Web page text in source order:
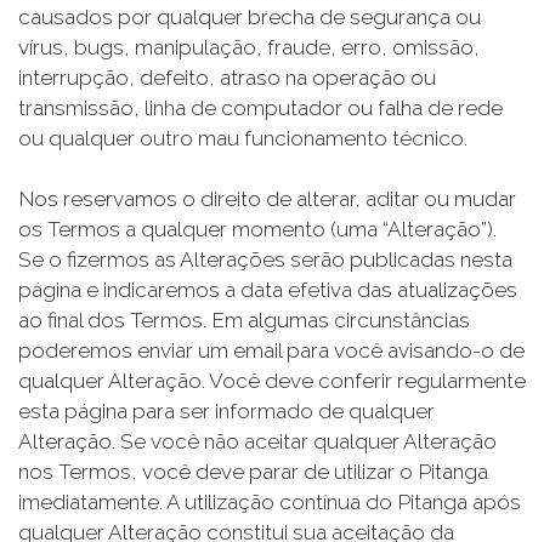
causados por qualquer brecha de segurança ou
vírus, bugs, manipulação, fraude, erro, omissão,
interrupção, defeito, atraso na operação ou
transmissão, linha de computador ou falha de rede
ou qualquer outro mau funcionamento técnico.
Nos reservamos o direito de alterar, aditar ou mudar
os Termos a qualquer momento (uma “Alteração”).
Se o fizermos as Alterações serão publicadas nesta
página e indicaremos a data efetiva das atualizações
ao final dos Termos. Em algumas circunstâncias
poderemos enviar um email para você avisando-o de
qualquer Alteração. Você deve conferir regularmente
esta página para ser informado de qualquer
Alteração. Se você não aceitar qualquer Alteração
nos Termos, você deve parar de utilizar o Pitanga
imediatamente. A utilização contínua do Pitanga após
qualquer Alteração constitui sua aceitação da